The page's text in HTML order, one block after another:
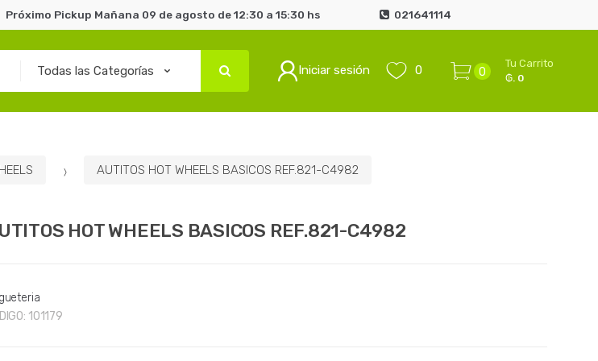
Próximo Pickup Mañana 09 de agosto de 12:30 a 15:30 hs 021641114
Iniciar sesión 0 0
Tu Carrito
₲. 0
AUTITOS HOT WHEELS BASICOS REF.821-C4982
HOT WHEELS BASICOS REF.821-C4982
101179